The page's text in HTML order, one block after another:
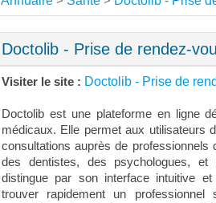
Doctolib - Prise de rendez-
Visiter le site : Doctolib - Prise de
Doctolib est une plateforme en ligne
médicaux. Elle permet aux utilisateurs
consultations auprès de
des dentistes, des psychologues,
distingue par son interface intuitive
trouver rapidement un